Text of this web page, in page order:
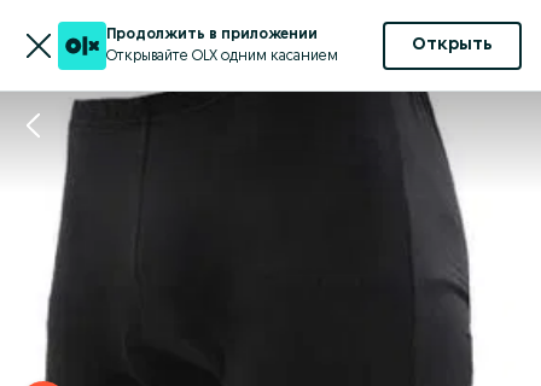
Продолжить в приложении
Открывайте OLX одним касанием
Открыть